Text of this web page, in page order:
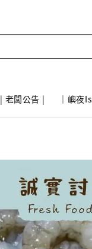
| 老闆公告 | ｜嶼夜